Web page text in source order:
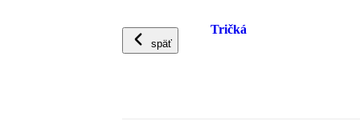
späť
Tričká